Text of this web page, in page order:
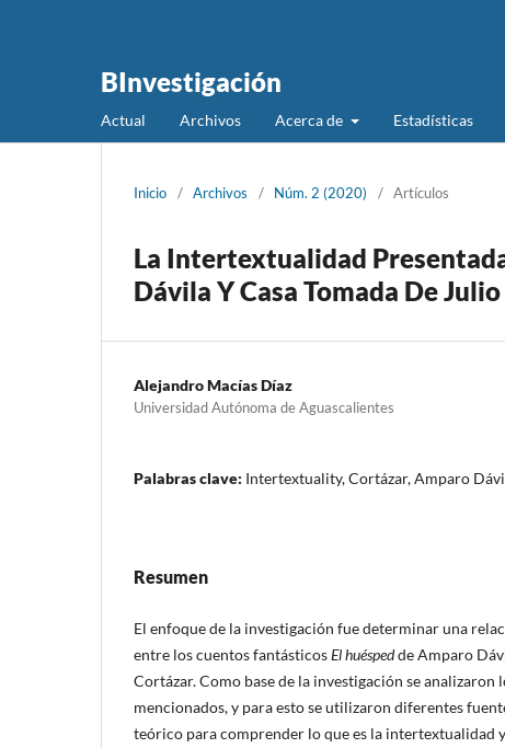
BInvestigación
Actual Archivos Acerca de Estadísticas
Inicio / Archivos / Núm. 2 (2020) / Artículos
La Intertextualidad
Dávila Y Casa Tomada De
Alejandro Macías Díaz
Universidad Autónoma de Aguascalientes
Palabras clave: Intertextuality, Cortázar, Amparo
Resumen
El enfoque de la investigación fue determinar una
entre los cuentos fantásticosEl huéspedde Amparo
Cortázar. Como base de la investigación se analizaron
mencionados, y para esto se utilizaron diferentes
teórico para comprender lo que es la intertextualidad